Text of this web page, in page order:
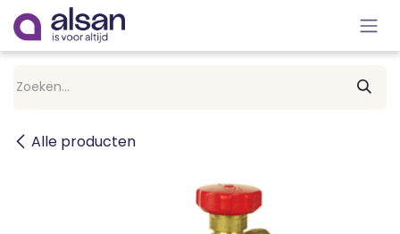
Overslaan naar inhoud
Alle producten